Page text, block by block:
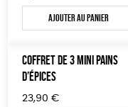
Ajouter au panier
COFFRET DE 3 MINI PAINS
D’ÉPICES
23,90 €